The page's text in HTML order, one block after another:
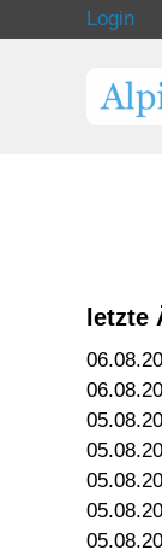
Login
letzte